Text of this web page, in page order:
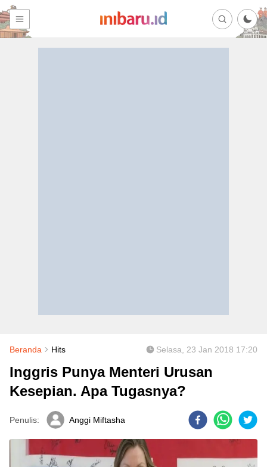
Beranda Hits Selasa, 23 Jan 2018 17:20
Inggris Punya Menteri Urusan
Kesepian. Apa Tugasnya?
Penulis: Anggi Miftasha